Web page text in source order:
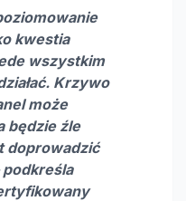
kwestia
wszystkim
Krzywo
może
będzie źle
doprowadzić
podkreśla